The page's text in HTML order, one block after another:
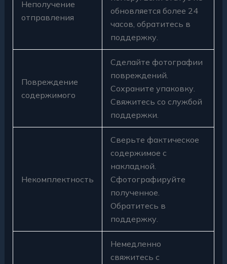
Неполучение
отправления
обновляется более 24
часов, обратитесь в
поддержку.
Повреждение
содержимого
Сделайте фотографии
повреждений.
Сохраните упаковку.
Свяжитесь со службой
поддержки.
Некомплектность
Сверьте фактическое
содержимое с
накладной.
Сфотографируйте
полученное.
Обратитесь в
поддержку.
Немедленно
свяжитесь с